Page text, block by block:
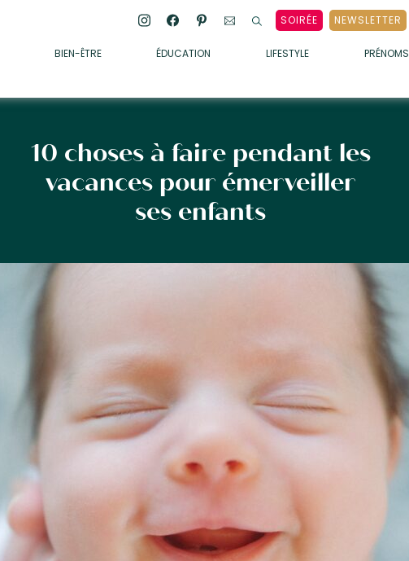
SOIRÉE NEWSLETTER
BIEN-ÊTRE ÉDUCATION LIFESTYLE PRÉNOMS
• SOMMEIL
• MÉDECINE DOUCE
• PSYCHOLOGIE
10 choses à faire pendant les
vacances pour émerveiller
ses enfants